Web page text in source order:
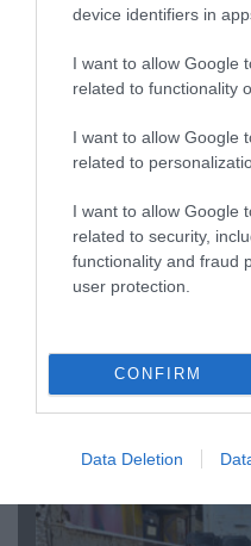
device identifiers in
I want to allow Google
related to functionality
I want to allow Google
related to
I want to allow Google
related to security,
functionality and fraud
user protection.
CONFIRM
Data Deletion
Κωνσταντίνο Ζούλα
απομάκρυνσής του